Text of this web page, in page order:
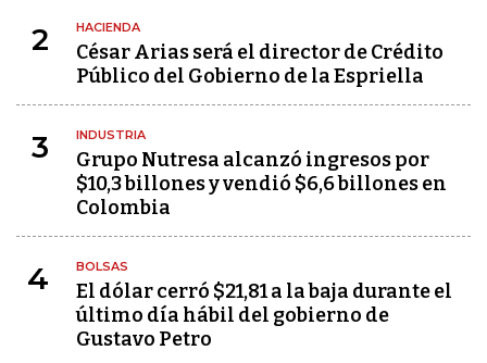
2 HACIENDA
César Arias será el director de Crédito
Público del Gobierno de la Espriella
3 INDUSTRIA
Grupo Nutresa alcanzó ingresos por
$10,3 billones y vendió $6,6 billones en
Colombia
4 BOLSAS
El dólar cerró $21,81 a la baja durante el
último día hábil del gobierno de
Gustavo Petro